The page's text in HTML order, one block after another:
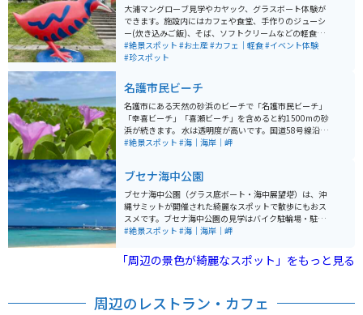
大浦マングローブ見学やカヤック、グラスボート体験が
できます。施設内にはカフェや食堂、手作りのジューシ
ー(炊き込みご飯)、そば、ソフトクリームなどの軽食も
楽しめます。土産品や新鮮な珍しい採れたて野菜なども
あり四季を通じて訪れたいスポットです。駐車場も広く
#絶景スポット #お土産#カフェ｜軽食#イベント体験
#珍スポット
名護市民ビーチ
名護市にある天然の砂浜のビーチで「名護市民ビーチ」
「幸喜ビーチ」「喜瀬ビーチ」を含めると約1500mの砂
浜が続きます。 水は透明度が高いです。国道58号線沿い
を走っていると見えてきます。駐車場は無料ですが、遊
#絶景スポット #海｜海岸｜岬
ブセナ海中公園
ブセナ海中公園（グラス底ボート・海中展望塔）は、沖
縄サミットが開催された綺麗なスポットで散歩にもおス
スメです。ブセナ海中公園の見学はバイク駐輪場・駐車
場が無料です。監視員に「ブセナ海中公園に遊びに来ま
ャトルバス（20分間隔で運行）が利用でき、海中展望塔
へは徒歩またはシャトルバスを利用します。展望塔の窓
#絶景スポット #海｜海岸｜岬
「周辺の景色が綺麗なスポット」をもっと見る
周辺のレストラン・カフェ